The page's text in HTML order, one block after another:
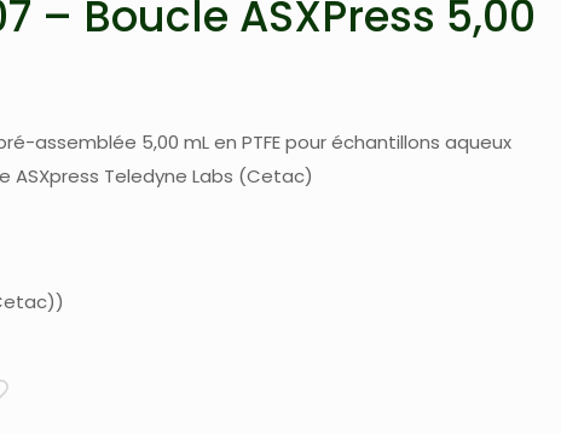
– Boucle ASXPress 5,00
assemblée 5,00 mL en PTFE pour échantillons aqueux
ASXpress Teledyne Labs (Cetac)